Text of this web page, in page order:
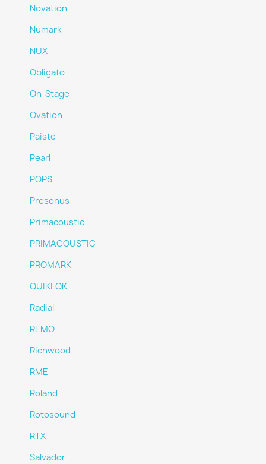
Novation
Numark
NUX
Obligato
On-Stage
Ovation
Paiste
Pearl
POPS
Presonus
Primacoustic
PRIMACOUSTIC
PROMARK
QUIKLOK
Radial
REMO
Richwood
RME
Roland
Rotosound
RTX
Salvador